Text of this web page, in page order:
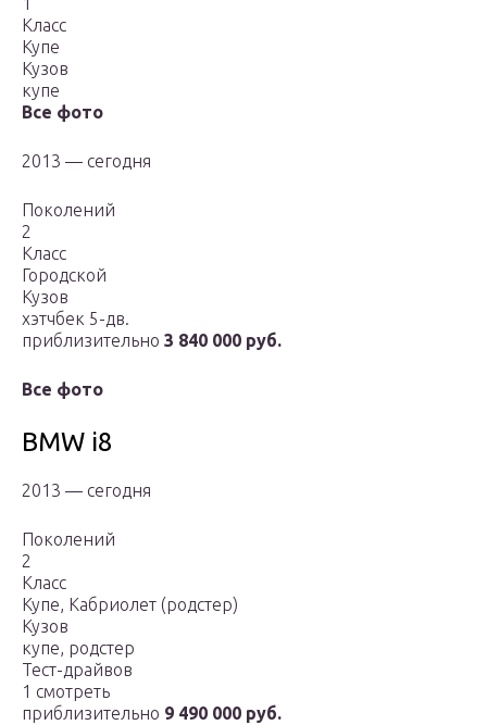
Класс
Купе
Кузов
купе
Все фото
2013 — сегодня
Поколений
2
Класс
Городской
Кузов
хэтчбек 5-дв.
приблизительно 3 840 000 руб.
Все фото
BMW i8
2013 — сегодня
Поколений
2
Класс
Купе, Кабриолет (родстер)
Кузов
купе, родстер
Тест-драйвов
1 смотреть
приблизительно 9 490 000 руб.